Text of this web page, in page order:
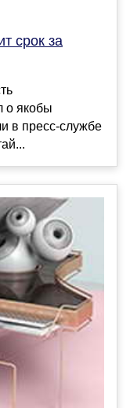
срок за
о якобы
в пресс-службе